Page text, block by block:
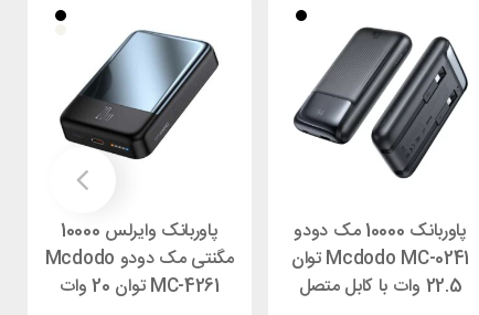
پاوربانک 10000 مک دودو
Mcdodo MC-0241 توان
22.5 وات با کابل متصل
پاوربانک وایرلس 10000
مگنتی مک دودو Mcdodo
MC-4261 توان 20 وات